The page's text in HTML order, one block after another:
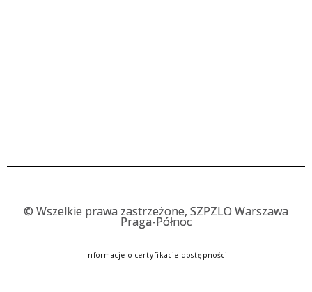
© Wszelkie prawa zastrzeżone, SZPZLO Warszawa
Praga-Północ
Informacje o certyfikacie dostępności